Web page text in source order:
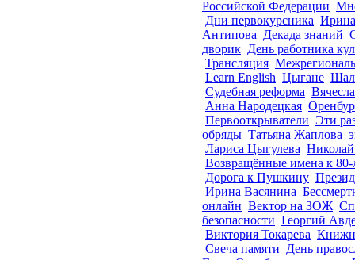
Российской Федерации
Дни первокурсника
Антипова Декада знаний
дворик День работника
Трансляция
Learn English Цыгане
Судебная реформа
Анна Народецкая
Первооткрыватели Эти
обряды Татьяна Жаплова
Лариса Цыгулева
Возвращённые имена к
Дорога к Пушкину
Ирина Васянина
онлайн Вектор на ЗОЖ
безопасности Георгий
Виктория Токарева
Свеча памяти День